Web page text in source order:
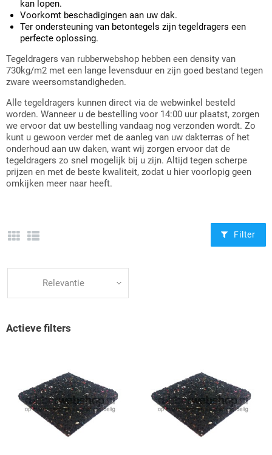
Breedribloper
Pyramideloper
Hamerslagloper
Granulaatloper
Kabelmatten
workout
Fysio en medische centrum puzzel
Sportvloer puzzel tegels
Fitnessmatten voor thuis
Crossfit
Vechtsport tegels
Laadvloermat doe-het-zelf
Laadvloermatten pasvorm
Rubber voor personenautos
Stootprofielen (fenderprofielen)
Glaswagenprofielen
Halfrond EPDM profielen
Rubber rond snoeren
Rubber rechthoekig snoeren
Rubberband
Driehoek/Wig profielen
Celrubberplaat EPDM - 100cm
breedt - Dikte van 1mm t/m 10mm
Celrubberplaat EPDM - 100cm
breedt - Dikte van 12mm t/m 50mm
Celrubberplaat Neopreen CR -
100cm breedt - Dikte van 1mm t/m
10mm
Celrubberplaat Neopreen CR -
100cm breedt - Dikte van 12mm t/m
50mm
PVC Slangen met inlage
Radiateurslangen
Laboratoriumslangen
Afvoerslangen
Levensmiddelenslangen
EPDM rubber slang
Plaatrubber EPDM Zwart
Plaatrubber NBR Nitril
Plaatrubber EPDM wit
levensmiddelen voedingskwaliteit
Messing Mof
Messing T stuk
Messing afdichtstop
Dubbelzijdig tape
Contactlijm
Secondelijm
Oploopprofielen
Schoonmaakmiddel
kan lopen.
Voorkomt beschadigingen aan uw dak.
Ter ondersteuning van betontegels zijn tegeldragers een
perfecte oplossing.
Tegeldragers van rubberwebshop hebben een density van
730kg/m2 met een lange levensduur en zijn goed bestand tegen
zware weersomstandigheden.
Alle tegeldragers kunnen direct via de webwinkel besteld
worden. Wanneer u de bestelling voor 14:00 uur plaatst, zorgen
we ervoor dat uw bestelling vandaag nog verzonden wordt. Zo
kunt u gewoon verder met de aanleg van uw dakterras of het
onderhoud aan uw daken, want wij zorgen ervoor dat de
tegeldragers zo snel mogelijk bij u zijn. Altijd tegen scherpe
prijzen en met de beste kwaliteit, zodat u hier voorlopig geen
omkijken meer naar heeft.
Filter
Relevantie
Actieve filters